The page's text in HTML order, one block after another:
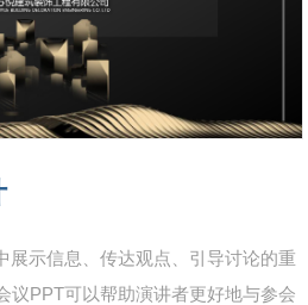
展示信息、传达观点、引导讨论的重
议PPT可以帮助演讲者更好地与参会